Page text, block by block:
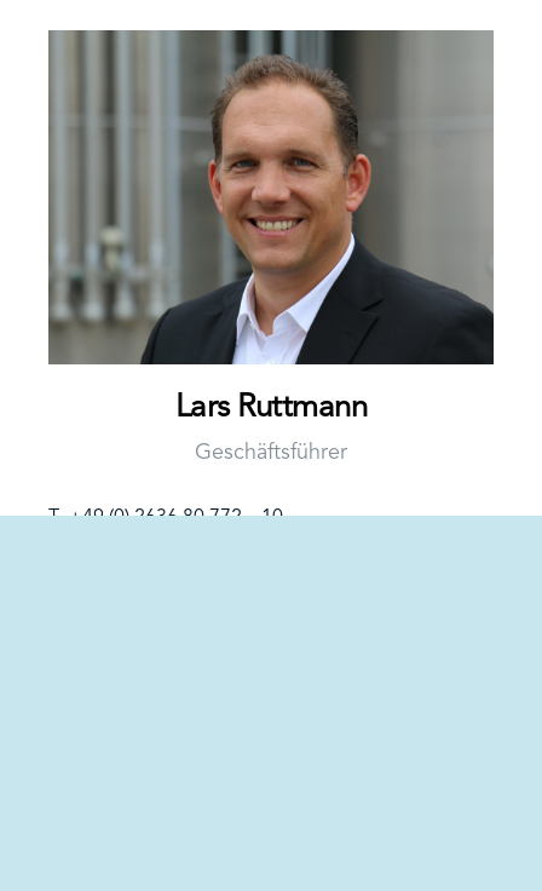
Lars Ruttmann
Geschäftsführer
T +49 (0) 2636 80 772 – 10